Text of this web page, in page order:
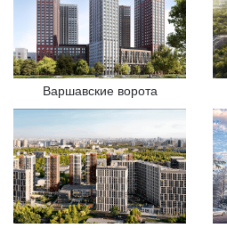
Варшавские ворота